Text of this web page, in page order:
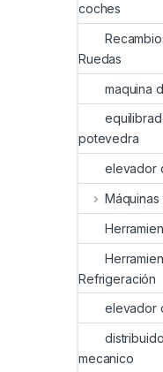
coches
Ruedas
maquina
potevedra
elevador
Refrigeración
elevador
mecanico